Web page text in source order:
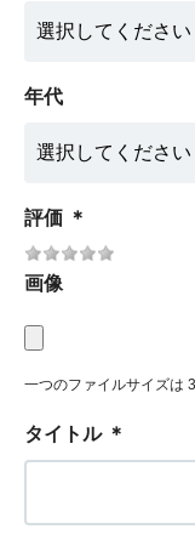
年代
評価 ＊
画像
一つのファイルサイズは
タイトル ＊